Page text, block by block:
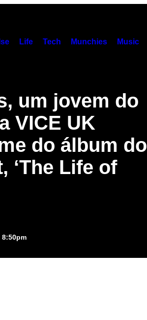
Life Tech Munchies Music
um jovem do
VICE UK
do álbum do
‘The Life of
8:50pm